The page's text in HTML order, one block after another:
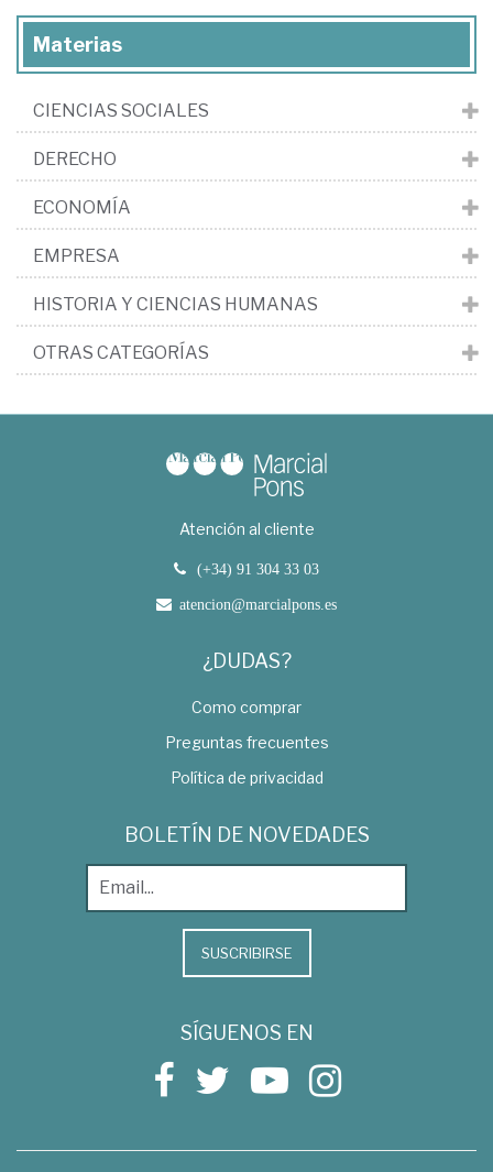
Materias
CIENCIAS SOCIALES
DERECHO
ECONOMÍA
EMPRESA
HISTORIA Y CIENCIAS HUMANAS
OTRAS CATEGORÍAS
Atención al cliente
(+34) 91 304 33 03
atencion@marcialpons.es
¿DUDAS?
Como comprar
Preguntas frecuentes
Política de privacidad
BOLETÍN DE NOVEDADES
SUSCRIBIRSE
SÍGUENOS EN